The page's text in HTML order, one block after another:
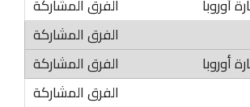
أوروبا
أوروبا